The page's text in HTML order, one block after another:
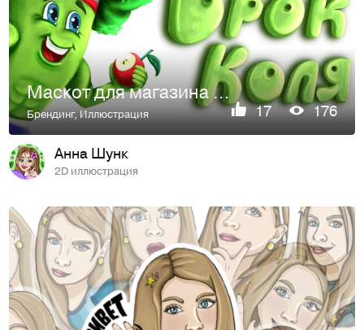
Маскот для магазина правильного питания. Персонаж Брок Коля.
Брендинг,Иллюстрация 17 176
Анна Шунк
2D иллюстрация